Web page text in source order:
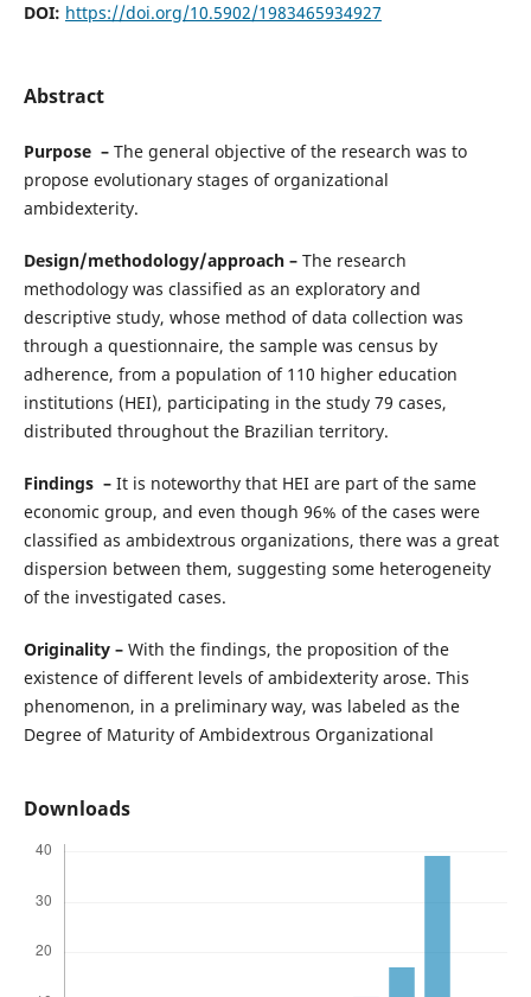
DOI: https://doi.org/10.5902/1983465934927
Abstract
Purpose – The general objective of the research was to
propose evolutionary stages of organizational
ambidexterity.
Design/methodology/approach – The research
methodology was classified as an exploratory and
descriptive study, whose method of data collection was
through a questionnaire, the sample was census by
adherence, from a population of 110 higher education
institutions (HEI), participating in the study 79 cases,
distributed throughout the Brazilian territory.
Findings – It is noteworthy that HEI are part of the same
economic group, and even though 96% of the cases were
classified as ambidextrous organizations, there was a great
dispersion between them, suggesting some heterogeneity
of the investigated cases.
Originality – With the findings, the proposition of the
existence of different levels of ambidexterity arose. This
phenomenon, in a preliminary way, was labeled as the
Degree of Maturity of Ambidextrous Organizational
Downloads